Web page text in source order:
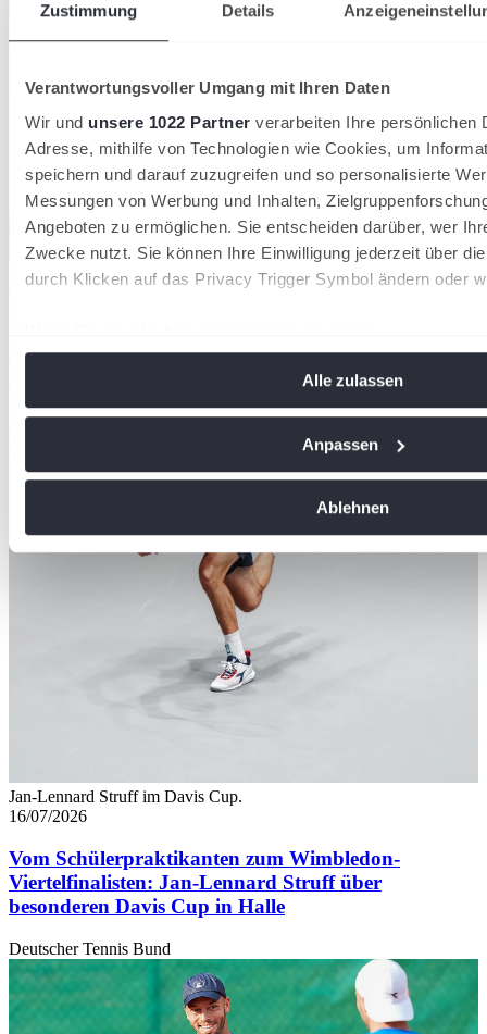
Zustimmung Details
Verantwortungsvoller Umgang mit Ihren Daten
Wir und unsere 1022 Partner verarbeiten Ihre persönlichen
Adresse, mithilfe von Technologien wie Cookies, um
speichern und darauf zuzugreifen und so personalisierte
Messungen von Werbung und Inhalten,
Angeboten zu ermöglichen. Sie entscheiden darüber, wer
Zwecke nutzt. Sie können Ihre Einwilligung jederzeit über
durch Klicken auf das Privacy Trigger Symbol ändern oder
Ihr Gerät durch aktives Scannen nach bestimmten
Erfahren Sie mehr darüber, wie Ihre persönlichen Daten
soziale Medien anbieten zu können und die Zugriffe auf
analysieren. Außerdem geben wir Informationen zu Ihrer
an unsere Partner für soziale Medien, Werbung und
führen diese Informationen möglicherweise mit weiteren
ihnen bereitgestellt haben oder die sie im Rahmen Ihrer
Alle zulassen
Anpassen
Ablehnen
Der DTB verzeichnet 2026 insgesamt 1.553.580 Mitglieder in 8.612
36.000 neue Mitglieder: Tennis wächst 2026 stärker
Deutscher Tennis Bund
Jan-Lennard Struff im Davis Cup.
16/07/2026
Vom Schülerpraktikanten zum Wimbledon-
Viertelfinalisten: Jan-Lennard Struff über
besonderen Davis Cup in Halle
Deutscher Tennis Bund